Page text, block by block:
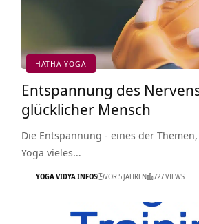
HATHA YOGA
Entspannung des
glücklicher Mensch
Die Entspannung - eines der
Yoga vieles…
YOGA VIDYA INFOS VOR 5 JAHREN 727 VIEWS